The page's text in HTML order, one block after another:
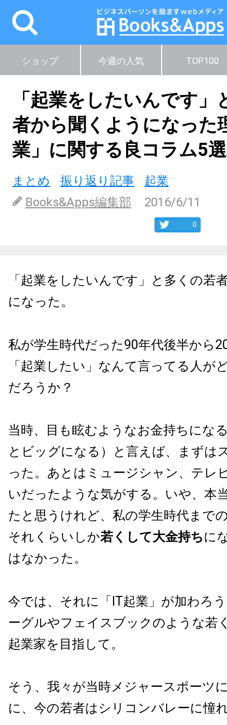
ショップ 今週の人気 TOP100
「起業をしたいんです」
者から聞くようになった
業」に関する良コラム5選
まとめ 振り返り記事
起業
Books&Apps編集部
2016/6/11
0
「起業をしたいんです」と多くの若
になった。
私が学生時代だった90年代後半から
「起業したい」なんて言ってる人が
だろうか？
当時、目も眩むようなお金持ちにな
とビッグになる）と言えば、まずは
った。あとはミュージシャン、テレ
いだったような気がする。いや、本
たと思うけれど、私の学生時代まで
それくらいしか若くして大金持ちに
はなかった。
今では、それに「IT起業」が加わろ
ーグルやフェイスブックのような若
起業家を目指して。
そう、我々が当時メジャースポーツ
に、今の若者はシリコンバレーに憧